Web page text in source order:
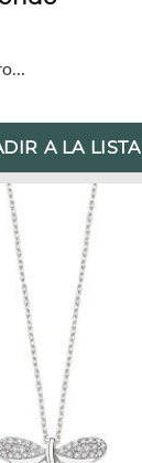
A LA LISTA